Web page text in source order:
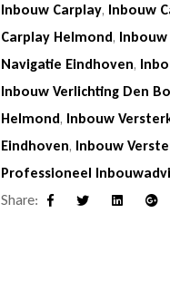
Inbouw Carplay, Inbouw
Carplay Helmond, Inbouw
Navigatie Eindhoven,
Inbouw Verlichting Den
Helmond, Inbouw
Eindhoven, Inbouw
Professioneel
Share: